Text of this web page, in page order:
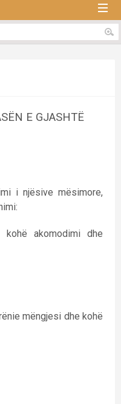
E GJASHTË
i njësive mësimore,
akomodimi dhe
mëngjesi dhe kohë